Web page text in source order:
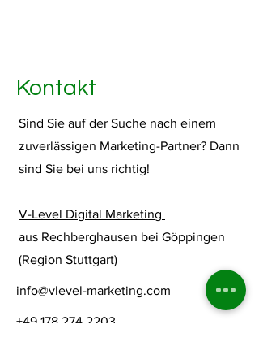
Kontakt
Sind Sie auf der Suche nach einem
zuverlässigen Marketing-Partner? Dann
sind Sie bei uns richtig!
V-Level Digital Marketing
aus Rechberghausen bei Göppingen
(Region Stuttgart)
info@vlevel-marketing.com
+49 178 274 2203